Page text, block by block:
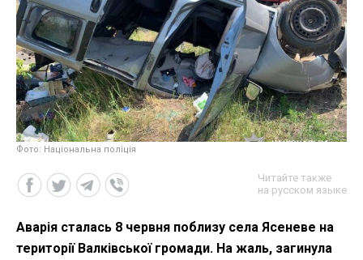
Фото: Національна поліція
Читайте также
на русском языке
Аварія сталась 8 червня поблизу села Ясеневе на
території Валківської громади. На жаль, загинула